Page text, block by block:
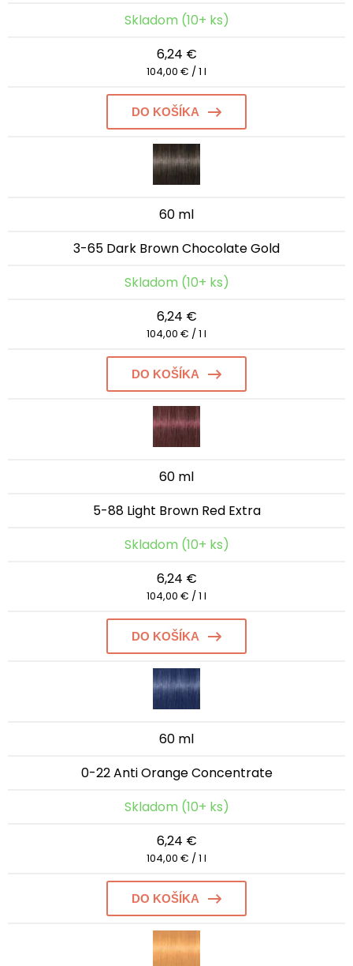
Skladom (10+ ks)
6,24 €
104,00 € / 1 l
DO KOŠÍKA
60 ml
3-65 Dark Brown Chocolate Gold
Skladom (10+ ks)
6,24 €
104,00 € / 1 l
DO KOŠÍKA
60 ml
5-88 Light Brown Red Extra
Skladom (10+ ks)
6,24 €
104,00 € / 1 l
DO KOŠÍKA
60 ml
0-22 Anti Orange Concentrate
Skladom (10+ ks)
6,24 €
104,00 € / 1 l
DO KOŠÍKA